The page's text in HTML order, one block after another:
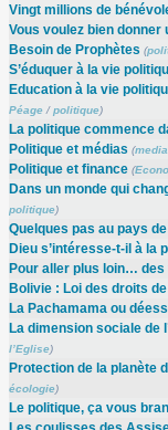
Vingt millions de
Vous voulez bien donner
Besoin de Prophètes (
S’éduquer à la vie
Education à la vie
Péage/politique)
La politique commence
Politique et médias (
Politique et finance (
Dans un monde qui
politique)
Quelques pas au pays
Dieu s’intéresse-t-il à la
Pour aller plus loin…
Bolivie : Loi des droits
La Pachamama ou
La dimension sociale de
l’Eglise)
Protection de la planète
écologie)
Le politique, ça vous